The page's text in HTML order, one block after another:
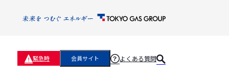
緊急時 会員サイト よくある質問